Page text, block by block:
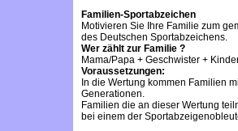
Familien-Sportabzeichen
Motivieren Sie Ihre Familie zum
des Deutschen Sportabzeichens.
Wer zählt zur Familie ?
Mama/Papa + Geschwister +
Voraussetzungen:
In die Wertung kommen Familien
Generationen.
Familien die an dieser Wertung
bei einem der